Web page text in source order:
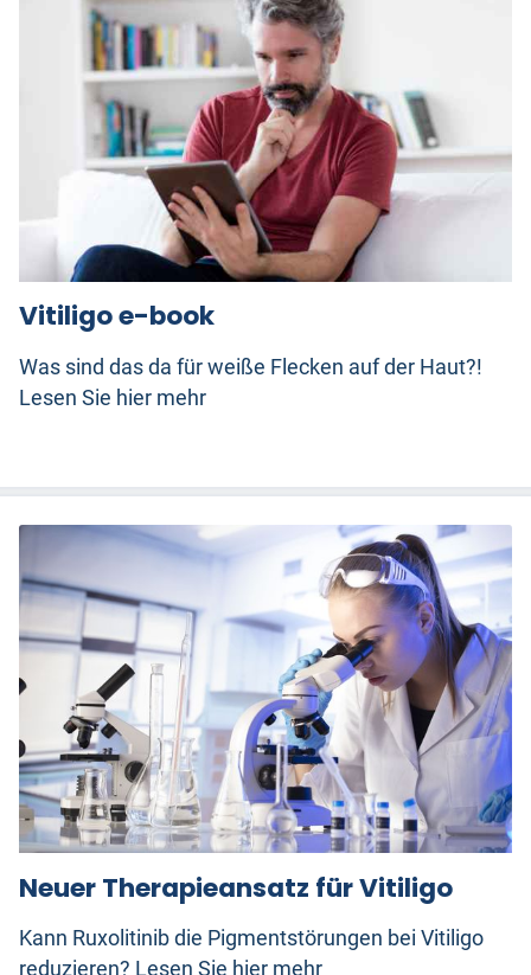
Vitiligo e-book
Was sind das da für weiße Flecken auf der Haut?!
Lesen Sie hier mehr
Neuer Therapieansatz für Vitiligo
Kann Ruxolitinib die Pigmentstörungen bei Vitiligo
reduzieren? Lesen Sie hier mehr